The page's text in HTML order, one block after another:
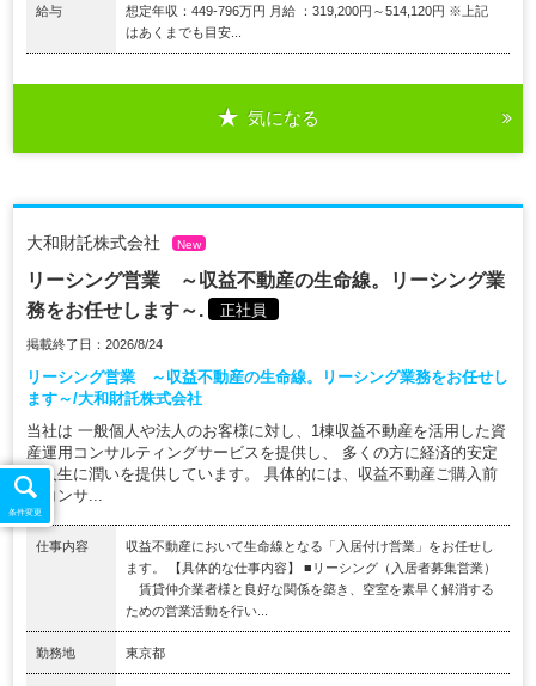
給与
想定年収：449-796万円 月給 ：319,200円～514,120円 ※上記
はあくまでも目安...
気になる
大和財託株式会社 New
リーシング営業 ～収益不動産の生命線。リーシング業
務をお任せします～.
正社員
掲載終了日：2026/8/24
リーシング営業 ～収益不動産の生命線。リーシング業務をお任せし
ます～/大和財託株式会社
当社は 一般個人や法人のお客様に対し、1棟収益不動産を活用した資
産運用コンサルティングサービスを提供し、 多くの方に経済的安定
と人生に潤いを提供しています。 具体的には、収益不動産ご購入前
のコンサ...
仕事内容
収益不動産において生命線となる「入居付け営業」をお任せし
ます。 【具体的な仕事内容】 ■リーシング（入居者募集営業）
賃貸仲介業者様と良好な関係を築き、空室を素早く解消する
ための営業活動を行い...
勤務地 東京都
条件変更